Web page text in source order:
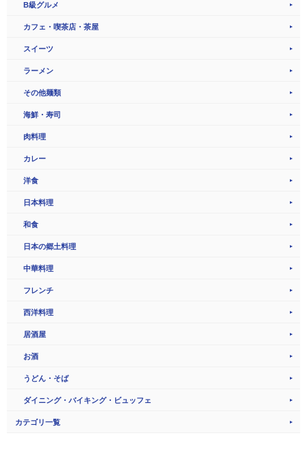
B級グルメ
カフェ・喫茶店・茶屋
スイーツ
ラーメン
その他麺類
海鮮・寿司
肉料理
カレー
洋食
日本料理
和食
日本の郷土料理
中華料理
フレンチ
西洋料理
居酒屋
お酒
うどん・そば
ダイニング・バイキング・ビュッフェ
カテゴリ一覧